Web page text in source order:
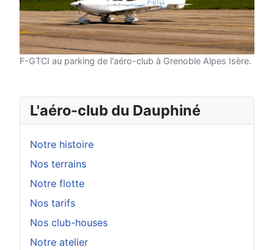
L'aéro-club du Dauphiné
Notre histoire
Nos terrains
Notre flotte
Nos tarifs
Nos club-houses
Notre atelier
F-GTCI au parking de l'aéro-club à Grenoble Alpes Isère.